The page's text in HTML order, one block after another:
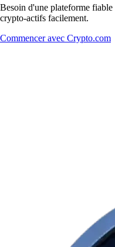
Besoin d'une plateforme
crypto-actifs facilement.
Commencer avec Crypto.com